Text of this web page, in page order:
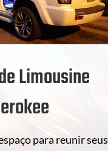
Limousine
para reunir seus